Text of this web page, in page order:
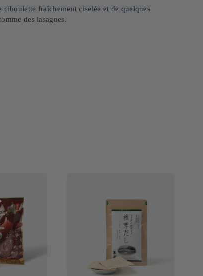
fraîchement ciselée et de quelques
des lasagnes.